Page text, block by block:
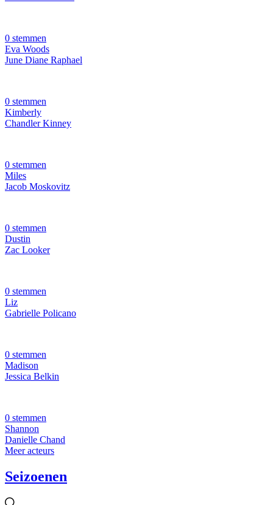
0 stemmen
Eva Woods
June Diane Raphael
0 stemmen
Kimberly
Chandler Kinney
0 stemmen
Miles
Jacob Moskovitz
0 stemmen
Dustin
Zac Looker
0 stemmen
Liz
Gabrielle Policano
0 stemmen
Madison
Jessica Belkin
0 stemmen
Shannon
Danielle Chand
Meer acteurs
Seizoenen